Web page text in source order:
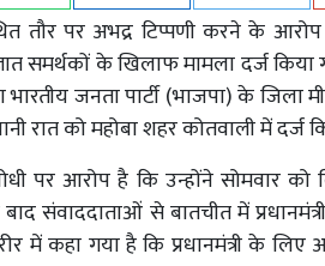
तौर पर अभद्र टिप्पणी करने के
समर्थकों के खिलाफ मामला दर्ज किया
जनता पार्टी (भाजपा) के जिला
रात को महोबा शहर कोतवाली में दर्ज
पर आरोप है कि उन्होंने सोमवार
संवाददाताओं से बातचीत में
में कहा गया है कि प्रधानमंत्री के